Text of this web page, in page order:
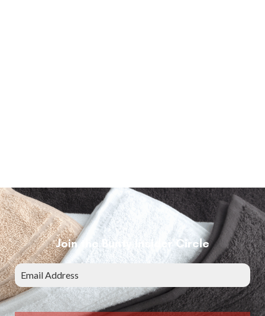
Join the Bunty Insider Circle